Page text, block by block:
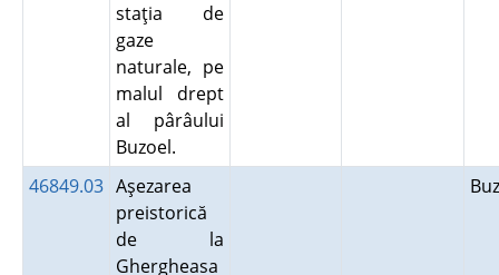
staţia de
gaze
naturale, pe
malul drept
al pârâului
Buzoel.
46849.03 Aşezarea
preistorică
de la
Ghergheasa